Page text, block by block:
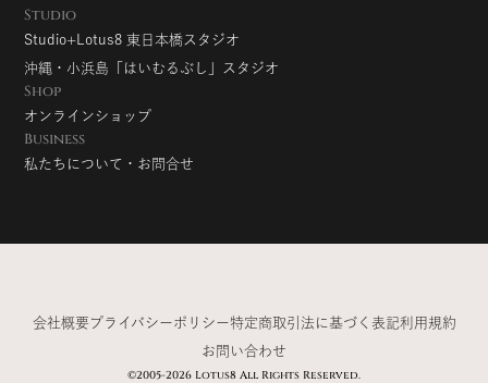
Studio
Studio+Lotus8 東日本橋スタジオ
沖縄・小浜島「はいむるぶし」スタジオ
Shop
オンラインショップ
Business
私たちについて・お問合せ
©2005-2026 Lotus8 All Rights Reserved.
会社概要プライバシーポリシー特定商取引法に基づく表記利用規約
お問い合わせ